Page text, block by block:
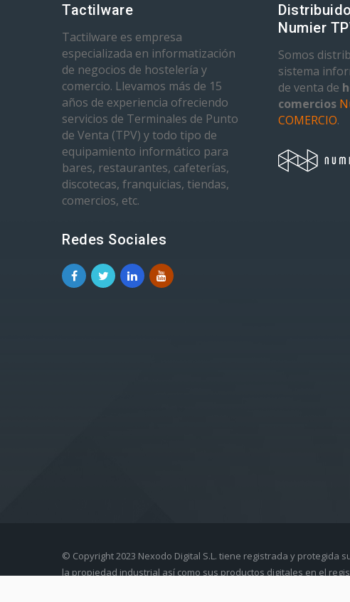
Tactilware
Tactilware es empresa
especializada en informatización
de negocios de hostelería y
comercio. Llevamos más de 15
años de experiencia ofreciendo
servicios de Terminales de Punto
de Venta (TPV) y todo tipo de
equipamiento informático para
bares, restaurantes, cafeterías,
discotecas, franquicias, tiendas,
comercios, etc.
Redes Sociales
Numier
Somos
sistema
de venta de
comercios
COMERCIO.
© Copyright 2023 Nexodo Digital S.L. tiene registrada y protegida
la propiedad industrial así como sus productos digitales en el